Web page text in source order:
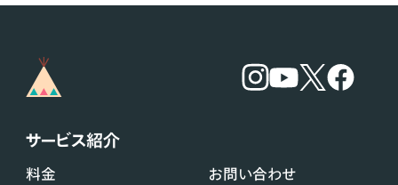
サービス紹介
料金
お問い合わせ